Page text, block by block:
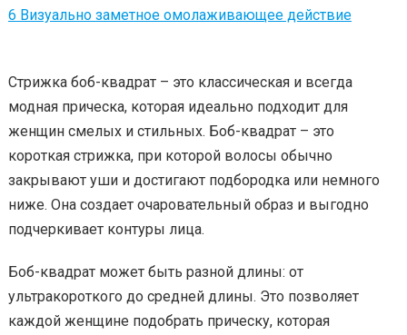
6 Визуально заметное омолаживающее действие
Стрижка боб-квадрат – это классическая и всегда
модная прическа, которая идеально подходит для
женщин смелых и стильных. Боб-квадрат – это
короткая стрижка, при которой волосы обычно
закрывают уши и достигают подбородка или немного
ниже. Она создает очаровательный образ и выгодно
подчеркивает контуры лица.
Боб-квадрат может быть разной длины: от
ультракороткого до средней длины. Это позволяет
каждой женщине подобрать прическу, которая